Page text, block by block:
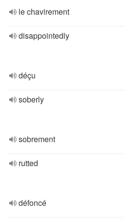
le chavirement
disappointedly
déçu
soberly
sobrement
rutted
défoncé